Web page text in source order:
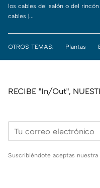
los cables del salón o del
cables |...
OTROS TEMAS: Plantas
RECIBE "In/Out",
Suscribiéndote aceptas nuestra